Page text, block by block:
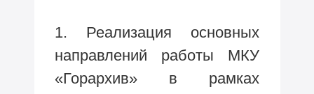
1. Реализация основных
направлений работы МКУ
«Горархив» в рамках